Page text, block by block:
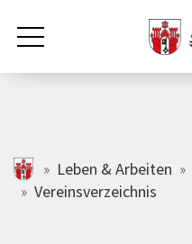
Zum Hauptinhalt springen
Rathaus & Politik
schmallenberg.de
Leben & Arbeiten
Vereinsverzeichnis